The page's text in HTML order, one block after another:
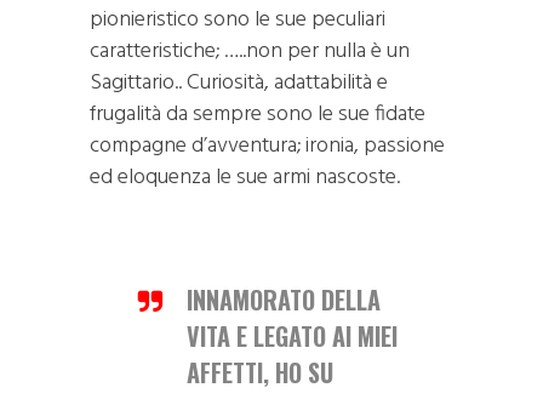
pionieristico sono le sue peculiari
caratteristiche; …..non per nulla è un
Sagittario.. Curiosità, adattabilità e
frugalità da sempre sono le sue fidate
compagne d’avventura; ironia, passione
ed eloquenza le sue armi nascoste.
INNAMORATO DELLA
VITA E LEGATO AI MIEI
AFFETTI, HO SU